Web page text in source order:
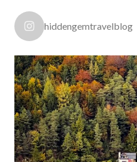
hiddengemtravelblog